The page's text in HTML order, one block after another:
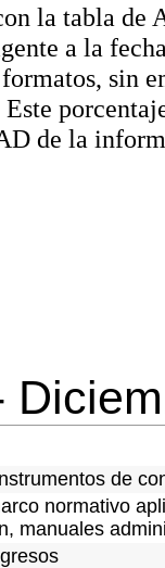
la tabla de
a la
sin
de la
de
normativo
manuales